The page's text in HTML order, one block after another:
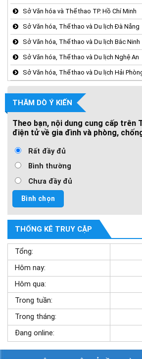
Sở Văn hóa và Thể thao TP. Hồ Chí Minh
Sở Văn hóa, Thể thao và Du lịch Đà Nẵng
Sở Văn hóa, Thể thao và Du lịch Bắc Ninh
Sở Văn hóa, Thể thao và Du lịch Nghệ An
Sở Văn hóa, Thể thao và Du lịch Hải
THĂM DÒ Ý KIẾN
Theo bạn, nội dung cung cấp trên
điện tử về gia đình và phòng,
Rất đầy đủ
Bình thường
Chưa đầy đủ
THỐNG KÊ TRUY CẬP
Tổng:
Hôm nay:
Hôm qua:
Trong tuần:
Trong tháng:
Đang online: